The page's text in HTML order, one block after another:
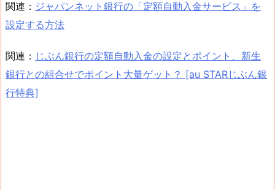
関連： ジャパンネット銀行の「定額自動入金サービス」を
設定する方法
関連： じぶん銀行の定額自動入金の設定とポイント、新生
銀行との組合せでポイント大量ゲット？ [au STARじぶん銀
行特典]